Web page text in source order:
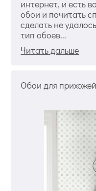
интернет, и есть
обои и почитать
сделать не
тип обоев...
Читать дальше
Обои для